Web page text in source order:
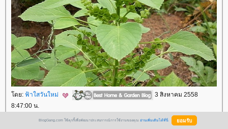
ดย: ฟ้าใสวันใหม่
3 สิงหาคม 2558
8:47:00 น.
BlogGang.com ใช้คุกกี้เพื่อพัฒนาประสบการณ์การใช้งานของคุณ อ่านเพิ่มเติมได้ที่นี่